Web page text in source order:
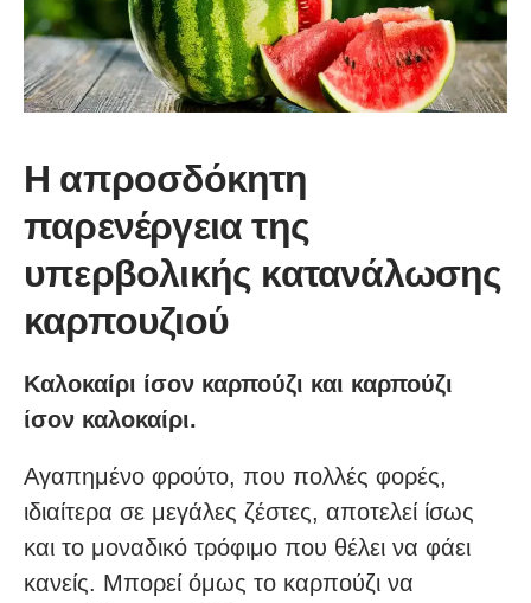
Η απροσδόκητη
παρενέργεια της
υπερβολικής κατανάλωσης
καρπουζιού
Καλοκαίρι ίσον καρπούζι και καρπούζι
ίσον καλοκαίρι.
Αγαπημένο φρούτο, που πολλές φορές,
ιδιαίτερα σε μεγάλες ζέστες, αποτελεί ίσως
και το μοναδικό τρόφιμο που θέλει να φάει
κανείς. Μπορεί όμως το καρπούζι να